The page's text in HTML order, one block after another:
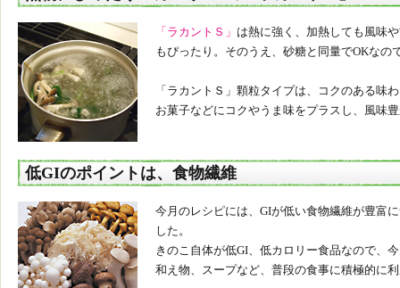
「ラカントＳ」 は熱に強く、加熱しても風味
もぴったり。そのうえ、砂糖と同量でOKなの
「ラカントＳ」顆粒タイプは、コクのある味
お菓子などにコクやうま味をプラスし、風味
低GIのポイントは、食物繊維
今月のレシピには、GIが低い食物繊維が豊富
した。
きのこ自体が低GI、低カロリー食品なので、
和え物、スープなど、普段の食事に積極的に